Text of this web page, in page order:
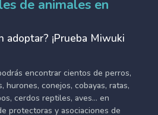
de animales en
adoptar? ¡Prueba Miwuki
encontrar cientos de perros,
hurones, conejos, cobayas, ratas,
cerdos reptiles, aves... en
protectoras y asociaciones de